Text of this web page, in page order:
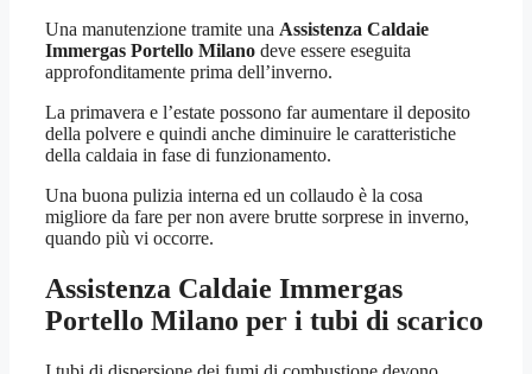
Una manutenzione tramite una Assistenza Caldaie
Immergas Portello Milano deve essere eseguita
approfonditamente prima dell’inverno.
La primavera e l’estate possono far aumentare il deposito
della polvere e quindi anche diminuire le caratteristiche
della caldaia in fase di funzionamento.
Una buona pulizia interna ed un collaudo è la cosa
migliore da fare per non avere brutte sorprese in inverno,
quando più vi occorre.
Assistenza Caldaie Immergas
Portello Milano per i tubi di scarico